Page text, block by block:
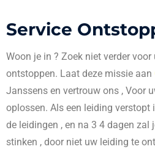
Service
Woon je in ? Zoek niet verder
ontstoppen. Laat deze missie aan
Janssens en vertrouw ons , Voor
oplossen. Als een leiding
de leidingen , en na 3 4 dagen
stinken , door niet uw leiding te